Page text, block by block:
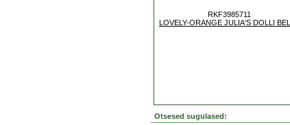
RKF3985711
LOVELY-ORANGE JULIA'S DOLLI
Otsesed sugulased: